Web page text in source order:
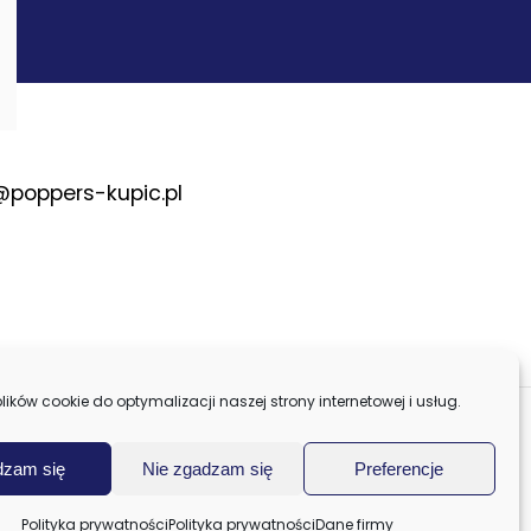
cookie do optymalizacji naszej strony internetowej i usług.
się Nie zgadzam się Preferencje
Polityka prywatnościPolityka prywatnościDane firmy
kupic.pl